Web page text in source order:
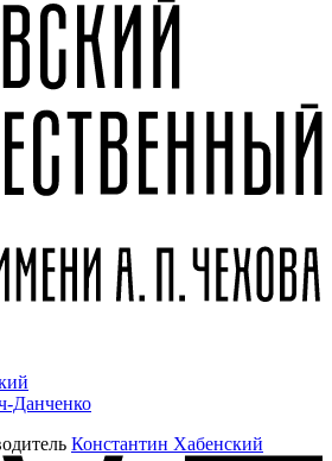
Данченко
Константин Хабенский